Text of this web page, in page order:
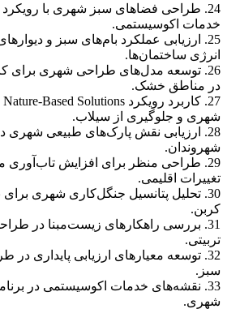
24. طراحی فضاهای سبز شهری با رویکرد
خدمات اکوسیستمی.
25. ارزیابی عملکرد بام‌های سبز و
انرژی ساختمان‌ها.
26. توسعه مدل‌های طراحی شهری برای
در مناطق خشک.
شهری و جلوگیری از سیلاب.
28. ارزیابی نقش پارک‌های طبیعی شهری
شهروندان.
29. طراحی منظر برای افزایش تاب‌آوری
تغییرات اقلیمی.
30. تحلیل پتانسیل جنگل‌کاری شهری
کربن.
31. بررسی راهکارهای زیست‌مبنا در
تربیتی.
32. توسعه معیارهای ارزیابی پایداری
سبز.
33. نقشه‌های خدمات اکوسیستمی در
شهری.